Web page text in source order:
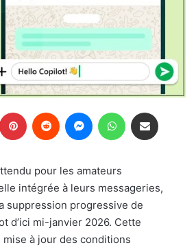
Pinterest Reddit MessengerWhatsApp
pour les amateurs
intégrée à leurs messageries,
suppression progressive de
d’ici mi-janvier 2026. Cette
mise à jour des conditions